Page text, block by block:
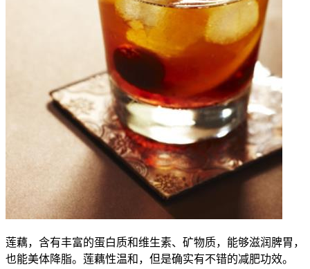
莲藕，含有丰富的蛋白质和维生素、矿物质，能够滋润脾胃，
也能美体降脂。莲藕性温和，但是确实有不错的减肥功效。